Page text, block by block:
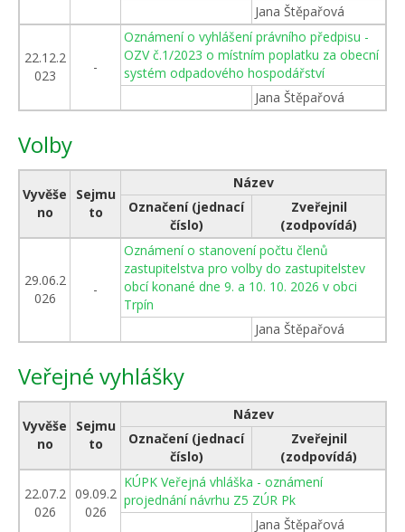
Jana Štěpařová
22.12.2
023
-
Oznámení o vyhlášení právního předpisu -
OZV č.1/2023 o místním poplatku za obecní
systém odpadového hospodářství
Jana Štěpařová
Volby
Vyvěše
no
Sejmu
to
Název
Označení (jednací
číslo)
Zveřejnil
(zodpovídá)
29.06.2
026
-
Oznámení o stanovení počtu členů
zastupitelstva pro volby do zastupitelstev
obcí konané dne 9. a 10. 10. 2026 v obci
Trpín
Jana Štěpařová
Veřejné vyhlášky
Vyvěše
no
Sejmu
to
Název
Označení (jednací
číslo)
Zveřejnil
(zodpovídá)
22.07.2
026
09.09.2
026
KÚPK Veřejná vhláška - oznámení
projednání návrhu Z5 ZÚR Pk
Jana Štěpařová